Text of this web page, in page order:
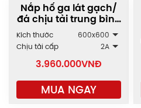
Nắp hố ga lát gạch/
đá chịu tải trung bình
- cao MHP
Kích thước
600x600
Chịu tải cấp
2A
3.960.000VNĐ
MUA NGAY